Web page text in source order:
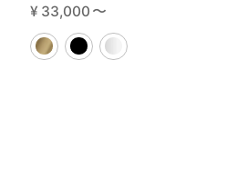
¥ 33,000 〜